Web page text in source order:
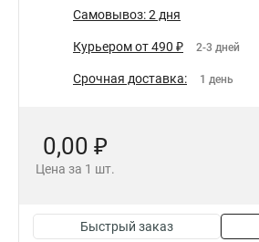
Самовывоз: 2 дня
Курьером от 490 ₽ 2-3 дней
Срочная доставка: 1 день
0,00 ₽
Цена за 1 шт.
Быстрый заказ